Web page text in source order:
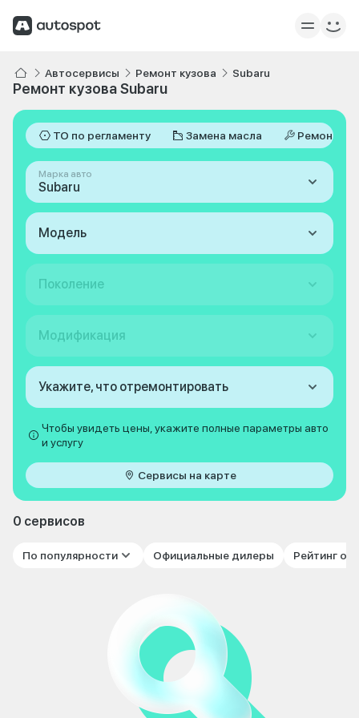
Автосервисы Ремонт кузова Subaru
Ремонт кузова Subaru
ТО по регламенту Замена масла Ремонт
Марка авто
Subaru
Модель
Поколение
Модификация
Укажите, что отремонтировать
Чтобы увидеть цены, укажите полные параметры авто
и услугу
Сервисы на карте
0 сервисов
По популярности Официальные дилеры Рейтинг